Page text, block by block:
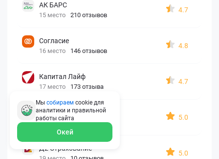
АК БАРС
15 место 210 отзывов
4.7
Согласие
16 место 146 отзывов
4.8
Капитал Лайф
17 место 173 отзыва
4.7
Georgia assistance
18 место 30 отзывов
5.0
Д2 Страхование
5.0
Мы собираем cookie для
аналитики и правильной
работы сайта
Окей